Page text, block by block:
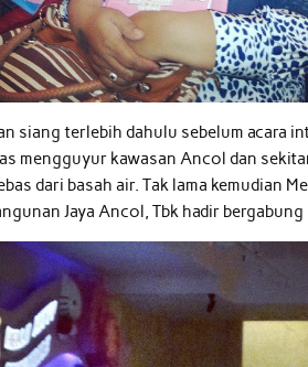
siang terlebih dahulu sebelum acara
mengguyur kawasan Ancol dan
dari basah air. Tak lama kemudian
Jaya Ancol, Tbk hadir bergabung